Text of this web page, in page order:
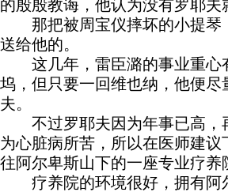
的殷殷教诲，他认为没有罗耶夫
那把被周宝仪摔坏的小提琴
送给他的。
这几年，雷臣潞的事业重心
坞，但只要一回维也纳，他便尽
夫。
不过罗耶夫因为年事已高，
为心脏病所苦，所以在医师建议
往阿尔卑斯山下的一座专业疗养
疗养院的环境很好，拥有阿